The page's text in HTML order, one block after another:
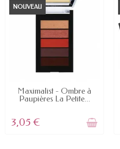
NOUVEAU
RUPTURE DE STOCK
Maximalist - Ombre à
Paupières La Petite...
3,05 €